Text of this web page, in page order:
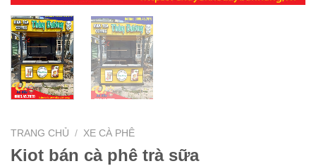
TRANG CHỦ / XE CÀ PHÊ
Kiot bán cà phê trà sữa